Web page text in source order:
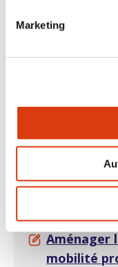
Marketing
processus pour le
Votre
Nous
Aménager
mobilité